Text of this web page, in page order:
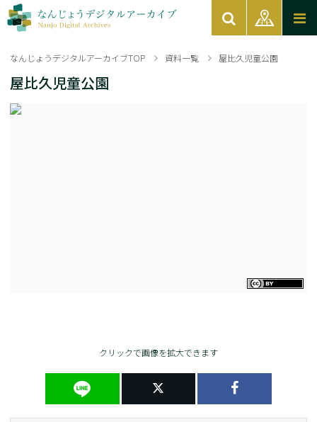
なんじょうデジタルアーカイブTOP 資料一覧 屋比久児童公園
屋比久児童公園
クリックで画像を拡大できます